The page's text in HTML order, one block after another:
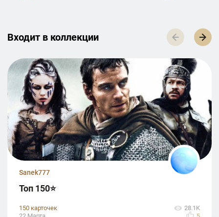
Входит в к­о­л­л­е­к­ц­и­и
Sanek777
Топ 150⭐️
150 карточек
28.1K